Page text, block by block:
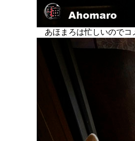
あほまろは忙しいので